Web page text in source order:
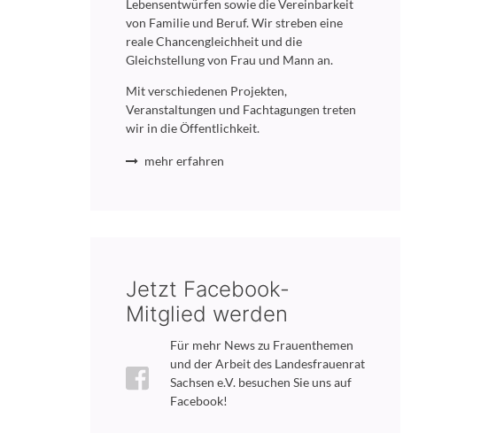
Lebensentwürfen sowie die Vereinbarkeit
von Familie und Beruf. Wir streben eine
reale Chancengleichheit und die
Gleichstellung von Frau und Mann an.
Mit verschiedenen Projekten,
Veranstaltungen und Fachtagungen treten
wir in die Öffentlichkeit.
mehr erfahren
Jetzt Facebook-
Mitglied werden
Für mehr News zu Frauenthemen
und der Arbeit des Landesfrauenrat
Sachsen e.V. besuchen Sie uns auf
Facebook!